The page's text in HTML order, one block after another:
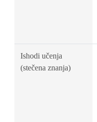
Ishodi učenja
(stečena znanja)